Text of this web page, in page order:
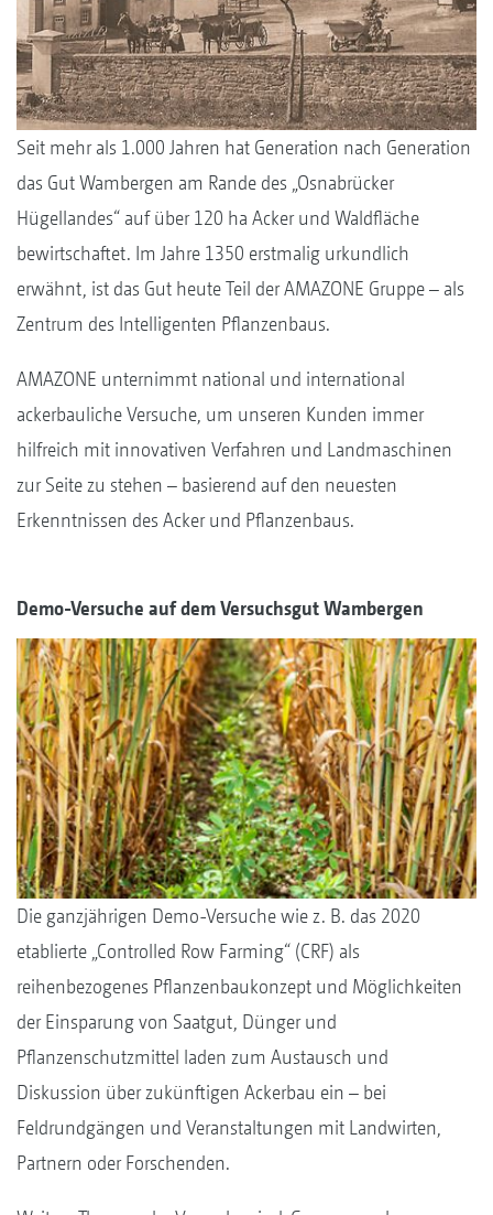
Seit mehr als 1.000 Jahren hat Generation nach Generation
das Gut Wambergen am Rande des „Osnabrücker
Hügellandes“ auf über 120 ha Acker und Waldfläche
bewirtschaftet. Im Jahre 1350 erstmalig urkundlich
erwähnt, ist das Gut heute Teil der AMAZONE Gruppe – als
Zentrum des Intelligenten Pflanzenbaus.
AMAZONE unternimmt national und international
ackerbauliche Versuche, um unseren Kunden immer
hilfreich mit innovativen Verfahren und Landmaschinen
zur Seite zu stehen – basierend auf den neuesten
Erkenntnissen des Acker und Pflanzenbaus.
Demo-Versuche auf dem Versuchsgut Wambergen
Die ganzjährigen Demo-Versuche wie z. B. das 2020
etablierte „Controlled Row Farming“ (CRF) als
reihenbezogenes Pflanzenbaukonzept und Möglichkeiten
der Einsparung von Saatgut, Dünger und
Pflanzenschutzmittel laden zum Austausch und
Diskussion über zukünftigen Ackerbau ein – bei
Feldrundgängen und Veranstaltungen mit Landwirten,
Partnern oder Forschenden.